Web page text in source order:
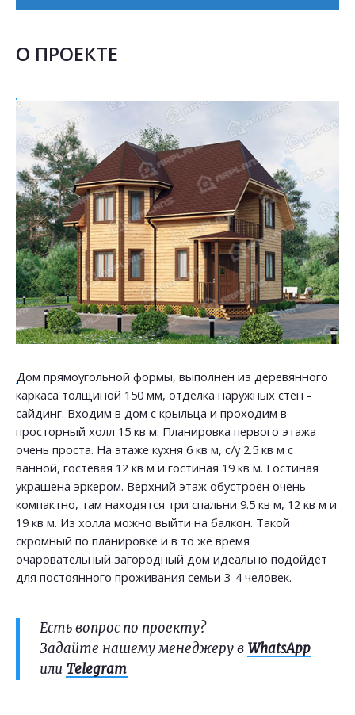
О ПРОЕКТЕ
Дом прямоугольной формы, выполнен из деревянного
каркаса толщиной 150 мм, отделка наружных стен -
сайдинг. Входим в дом с крыльца и проходим в
просторный холл 15 кв м. Планировка первого этажа
очень проста. На этаже кухня 6 кв м, с/у 2.5 кв м с
ванной, гостевая 12 кв м и гостиная 19 кв м. Гостиная
украшена эркером. Верхний этаж обустроен очень
компактно, там находятся три спальни 9.5 кв м, 12 кв м и
19 кв м. Из холла можно выйти на балкон. Такой
скромный по планировке и в то же время
очаровательный загородный дом идеально подойдет
для постоянного проживания семьи 3-4 человек.
Есть вопрос по проекту?
Задайте нашему менеджеру в WhatsApp
или Telegram